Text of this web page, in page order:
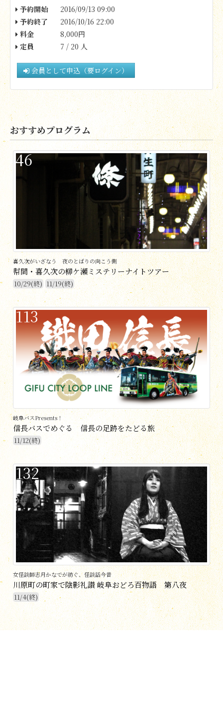
予約開始
2016/09/13 09:00
予約終了
2016/10/16 22:00
料金
8,000円
定員
7 / 20 人
会員として申込（要ログイン）
おすすめプログラム
46
喜久次がいざなう 夜のとばりの向こう側
幇間・喜久次の柳ケ瀬ミステリーナイトツアー
10/29(終) 11/19(終)
113
岐阜バスPresents！
信長バスでめぐる 信長の足跡をたどる旅
11/12(終)
132
女怪談師志月かなでが紡ぐ、怪談話今昔
川原町の町家で陰影礼讃 岐阜おどろ百物語 第八夜
11/4(終)